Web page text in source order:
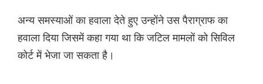
अन्य समस्याओं का हवाला देते हुए उन्होंने उस पैराग्राफ का
हवाला दिया जिसमें कहा गया था कि जटिल मामलों को सिविल
कोर्ट में भेजा जा सकता है।